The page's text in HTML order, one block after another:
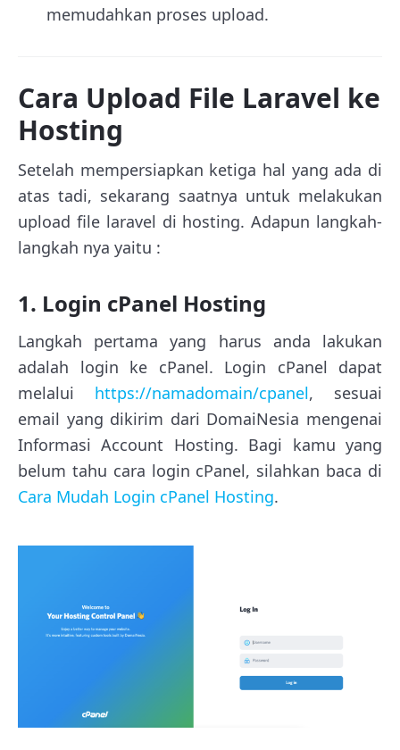
memudahkan proses upload.
Cara Upload File Laravel ke
Hosting
Setelah mempersiapkan ketiga hal yang ada di
atas tadi, sekarang saatnya untuk melakukan
upload file laravel di hosting. Adapun langkah-
langkah nya yaitu :
1. Login cPanel Hosting
Langkah pertama yang harus anda lakukan
adalah login ke cPanel. Login cPanel dapat
melalui https://namadomain/cpanel, sesuai
email yang dikirim dari DomaiNesia mengenai
Informasi Account Hosting. Bagi kamu yang
belum tahu cara login cPanel, silahkan baca di
Cara Mudah Login cPanel Hosting.